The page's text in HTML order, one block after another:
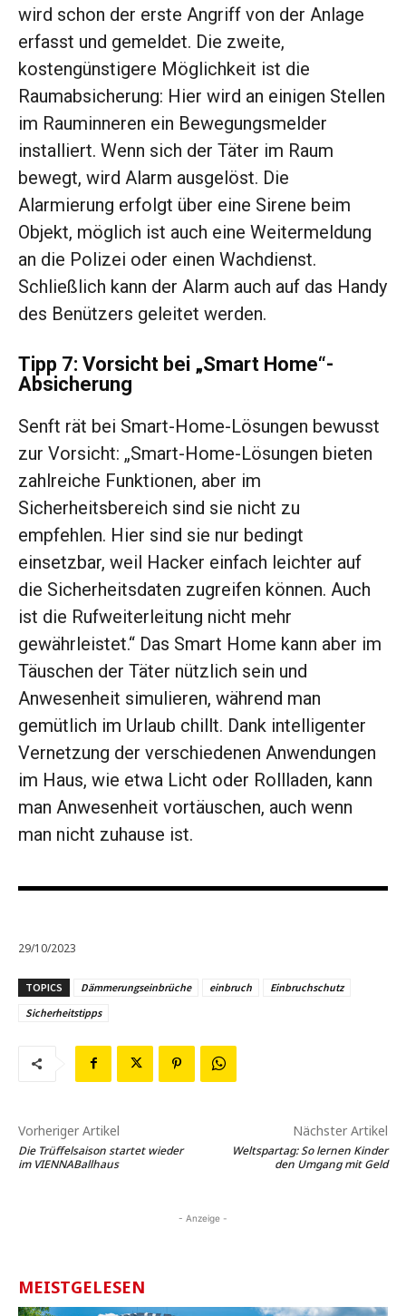
wird schon der erste Angriff von der Anlage
erfasst und gemeldet. Die zweite,
kostengünstigere Möglichkeit ist die
Raumabsicherung: Hier wird an einigen Stellen
im Rauminneren ein Bewegungsmelder
installiert. Wenn sich der Täter im Raum
bewegt, wird Alarm ausgelöst. Die
Alarmierung erfolgt über eine Sirene beim
Objekt, möglich ist auch eine Weitermeldung
an die Polizei oder einen Wachdienst.
Schließlich kann der Alarm auch auf das Handy
des Benützers geleitet werden.
Tipp 7: Vorsicht bei „Smart Home“-
Absicherung
Senft rät bei Smart-Home-Lösungen bewusst
zur Vorsicht: „Smart-Home-Lösungen bieten
zahlreiche Funktionen, aber im
Sicherheitsbereich sind sie nicht zu
empfehlen. Hier sind sie nur bedingt
einsetzbar, weil Hacker einfach leichter auf
die Sicherheitsdaten zugreifen können. Auch
ist die Rufweiterleitung nicht mehr
gewährleistet.“ Das Smart Home kann aber im
Täuschen der Täter nützlich sein und
Anwesenheit simulieren, während man
gemütlich im Urlaub chillt. Dank intelligenter
Vernetzung der verschiedenen Anwendungen
im Haus, wie etwa Licht oder Rollladen, kann
man Anwesenheit vortäuschen, auch wenn
man nicht zuhause ist.
29/10/2023
TOPICS Dämmerungseinbrüche einbruch
Einbruchschutz
Sicherheitstipps
Vorheriger Artikel
Die Trüffelsaison startet wieder
im VIENNABallhaus
Nächster Artikel
Weltspartag: So lernen Kinder
den Umgang mit Geld
- Anzeige -
MEISTGELESEN